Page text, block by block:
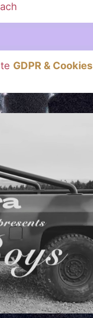
GDPR & Cookies